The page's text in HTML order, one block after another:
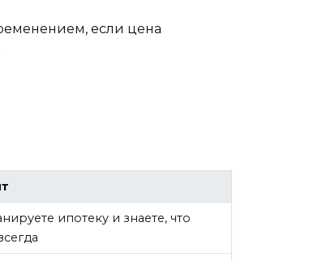
если цена
ипотеку и знаете, что